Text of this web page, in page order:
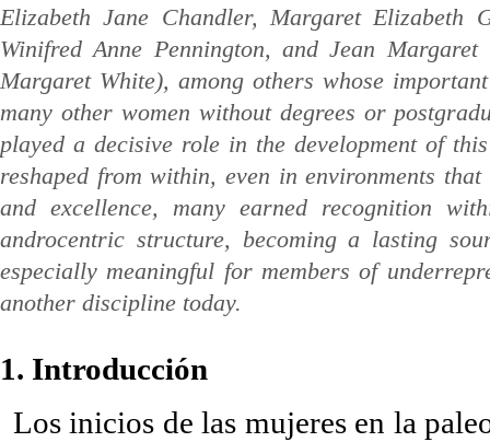
Elizabeth Jane Chandler, Margaret
Winifred Anne Pennington, and Jean
Margaret White), among others whose
many other women without degrees or
played a decisive role in the development of
reshaped from within, even in environments
and excellence, many earned recognition
androcentric structure, becoming a lasting
especially meaningful for members of
another discipline today.
1. Introducción
Los inicios de las mujeres en la